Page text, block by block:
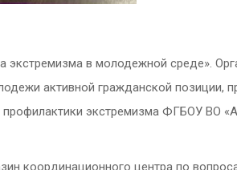
экстремизма в молодежной среде».
активной гражданской позиции,
экстремизма ФГБОУ ВО
координационного центра по